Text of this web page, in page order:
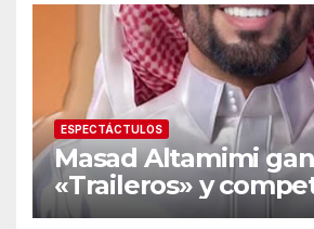
ESPECTÁCTULOS
Masad Altamimi
«Traileros» y
contra Moisés